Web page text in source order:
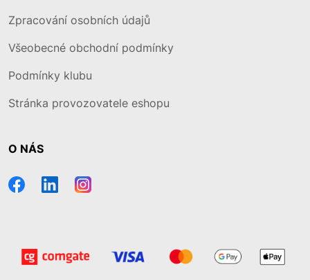
Zpracování osobních údajů
Všeobecné obchodní podmínky
Podmínky klubu
Stránka provozovatele eshopu
O NÁS